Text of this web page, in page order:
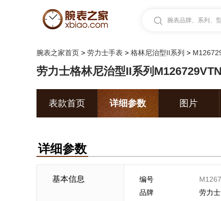
腕表品牌、系列、
腕表之家首页 > 劳力士手表 > 格林尼治型II系列 >
劳力士格林尼治型II系列
表款首页 详细参数 图片
详细参数
基本信息 编号
品牌
劳力士